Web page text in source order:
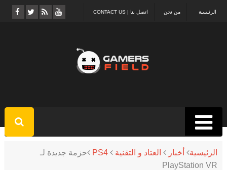
اتصل بنا | CONTACT US من نحن الرئيسية
الرئيسية أخبار العتاد و التقنية PS4
حزمة جديدة لـ
PlayStation VR